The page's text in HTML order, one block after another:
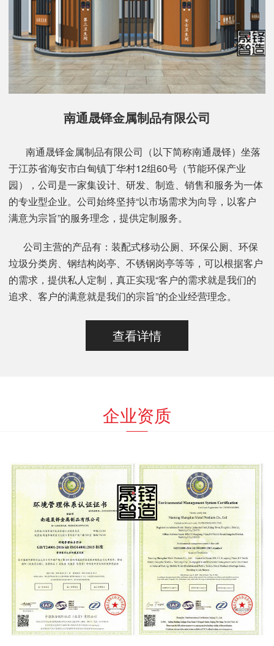
南通晟铎金属制品有限公司
南通晟铎金属制品有限公司（以下简称南通晟铎）坐落
于江苏省海安市白甸镇丁华村12组60号（节能环保产业
园），公司是一家集设计、研发、制造、销售和服务为一体
的专业型企业。公司始终坚持“以市场需求为向导，以客户
满意为宗旨”的服务理念，提供定制服务。
公司主营的产品有：装配式移动公厕、环保公厕、环保
垃圾分类房、钢结构岗亭、不锈钢岗亭等等，可以根据客户
的需求，提供私人定制，真正实现“客户的需求就是我们的
追求、客户的满意就是我们的宗旨”的企业经营理念。
查看详情
企业资质